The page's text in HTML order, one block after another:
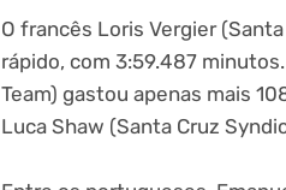
O francês Loris Vergier
rápido, com 3:59.487
Team) gastou apenas mais
Luca Shaw (Santa Cruz